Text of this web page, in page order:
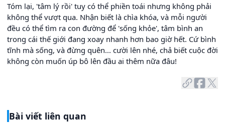
Tóm lại, 'tâm lý rồi' tuy có thể phiền toái nhưng không phải
không thể vượt qua. Nhận biết là chìa khóa, và mỗi người
đều có thể tìm ra con đường để 'sống khỏe', tâm bình an
trong cái thế giới đang xoay nhanh hơn bao giờ hết. Cứ bình
tĩnh mà sống, và đừng quên... cười lên nhé, chả biết cuộc đời
không còn muốn úp bô lên đầu ai thêm nữa đâu!
Bài viết liên quan